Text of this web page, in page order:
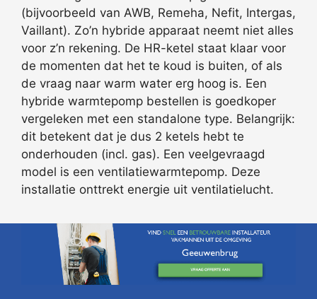
(bijvoorbeeld van AWB, Remeha, Nefit, Intergas,
Vaillant). Zo’n hybride apparaat neemt niet alles
voor z’n rekening. De HR-ketel staat klaar voor
de momenten dat het te koud is buiten, of als
de vraag naar warm water erg hoog is. Een
hybride warmtepomp bestellen is goedkoper
vergeleken met een standalone type. Belangrijk:
dit betekent dat je dus 2 ketels hebt te
onderhouden (incl. gas). Een veelgevraagd
model is een ventilatiewarmtepomp. Deze
installatie onttrekt energie uit ventilatielucht.